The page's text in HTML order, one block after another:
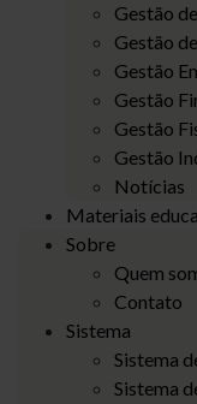
Gestão
Gestão
Gestão
Gestão
Gestão
Gestão
Notícias
Materiais
Sobre
Quem
Contato
Sistema
Sistema
Sistema